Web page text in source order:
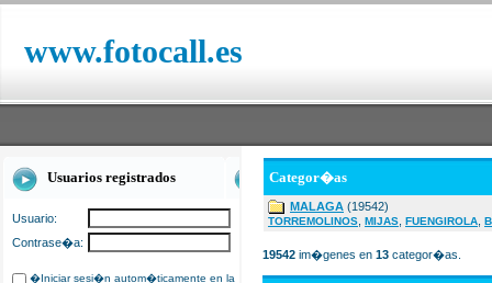
www.fotocall.es
Usuarios registrados
Usuario:
Contrase�a:
�Iniciar sesi�n autom�ticamente en la
Categor�as
MALAGA (19542)
TORREMOLINOS MIJAS FUENGIROLA
19542 im�genes en 13 categor�as.